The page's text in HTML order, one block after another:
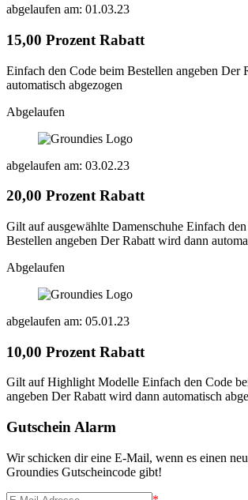
abgelaufen am: 01.03.23
15,00 Prozent Rabatt
Einfach den Code beim Bestellen angeben Der
automatisch abgezogen
Abgelaufen
abgelaufen am: 03.02.23
20,00 Prozent Rabatt
Gilt auf ausgewählte Damenschuhe Einfach
Bestellen angeben Der Rabatt wird dann
Abgelaufen
abgelaufen am: 05.01.23
10,00 Prozent Rabatt
Gilt auf Highlight Modelle Einfach den Code
angeben Der Rabatt wird dann automatisch
Gutschein Alarm
Wir schicken dir eine E-Mail, wenn es einen
Groundies Gutscheincode gibt!